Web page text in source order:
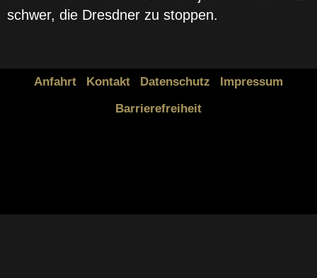
schwer, die Dresdner zu stoppen.
Anfahrt Kontakt Datenschutz
Impressum
Barrierefreiheit